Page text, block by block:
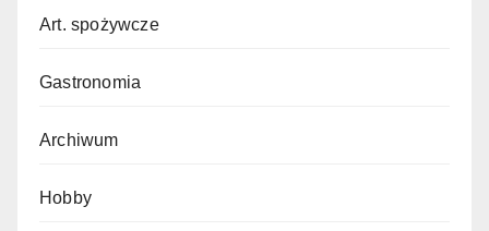
Art. spożywcze
Gastronomia
Archiwum
Hobby